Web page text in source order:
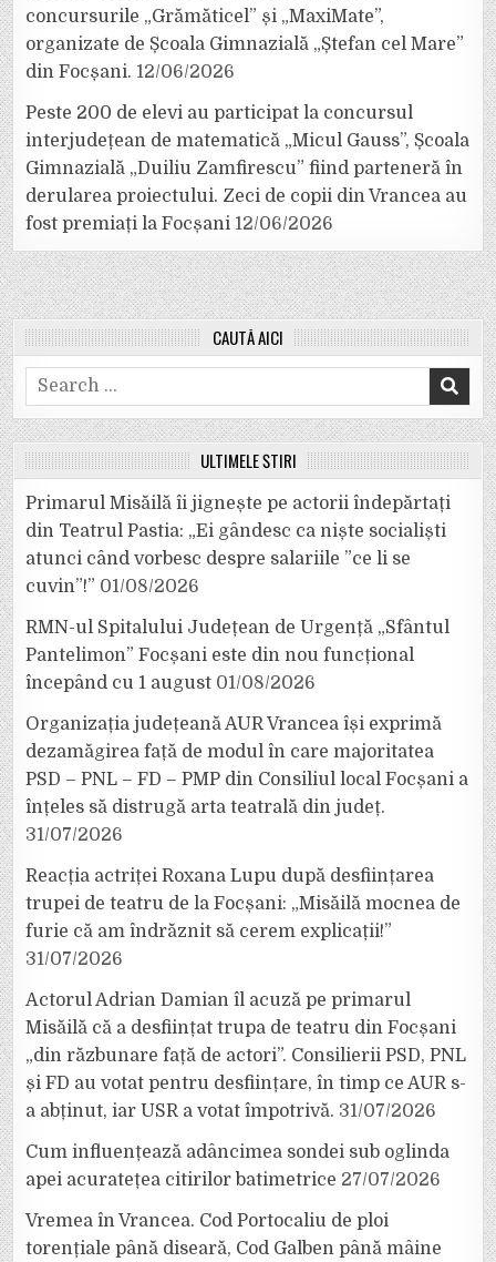
concursurile „Grămăticel” și „MaxiMate”,
organizate de Școala Gimnazială „Ștefan cel Mare”
din Focșani. 12/06/2026
Peste 200 de elevi au participat la concursul
interjudețean de matematică „Micul Gauss”, Școala
Gimnazială „Duiliu Zamfirescu” fiind parteneră în
derularea proiectului. Zeci de copii din Vrancea au
fost premiați la Focșani 12/06/2026
CAUTĂ AICI
Search
for:
ULTIMELE ȘTIRI
Primarul Misăilă îi jignește pe actorii îndepărtați
din Teatrul Pastia: „Ei gândesc ca niște socialiști
atunci când vorbesc despre salariile ”ce li se
cuvin”!” 01/08/2026
RMN-ul Spitalului Județean de Urgență „Sfântul
Pantelimon” Focșani este din nou funcțional
începând cu 1 august 01/08/2026
Organizația județeană AUR Vrancea își exprimă
dezamăgirea față de modul în care majoritatea
PSD – PNL – FD – PMP din Consiliul local Focșani a
înțeles să distrugă arta teatrală din județ.
31/07/2026
Reacția actriței Roxana Lupu după desființarea
trupei de teatru de la Focșani: „Misăilă mocnea de
furie că am îndrăznit să cerem explicații!”
31/07/2026
Actorul Adrian Damian îl acuză pe primarul
Misăilă că a desființat trupa de teatru din Focșani
„din răzbunare față de actori”. Consilierii PSD, PNL
și FD au votat pentru desființare, în timp ce AUR s-
a abținut, iar USR a votat împotrivă. 31/07/2026
Cum influențează adâncimea sondei sub oglinda
apei acuratețea citirilor batimetrice 27/07/2026
Vremea în Vrancea. Cod Portocaliu de ploi
torențiale până diseară, Cod Galben până mâine